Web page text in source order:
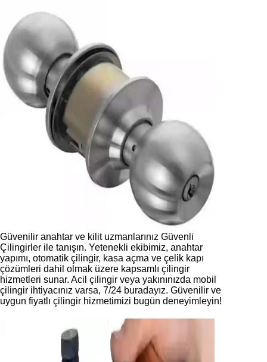
Güvenilir anahtar ve kilit uzmanlarınız Güvenli
Çilingirler ile tanışın. Yetenekli ekibimiz, anahtar
yapımı, otomatik çilingir, kasa açma ve çelik kapı
çözümleri dahil olmak üzere kapsamlı çilingir
hizmetleri sunar. Acil çilingir veya yakınınızda mobil
çilingir ihtiyacınız varsa, 7/24 buradayız. Güvenilir ve
uygun fiyatlı çilingir hizmetimizi bugün deneyimleyin!